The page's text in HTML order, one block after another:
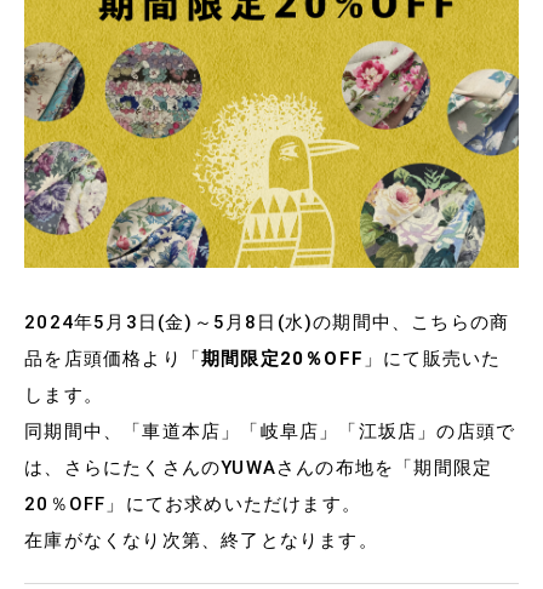
2024年5月3日(金)～5月8日(水)の期間中、こちらの商
品を店頭価格より「期間限定20％OFF 」にて販売いた
します。
同期間中、「車道本店」「岐阜店」「江坂店」の店頭で
は、さらにたくさんのYUWAさんの布地を「期間限定
20％OFF」にてお求めいただけます。
在庫がなくなり次第、終了となります。